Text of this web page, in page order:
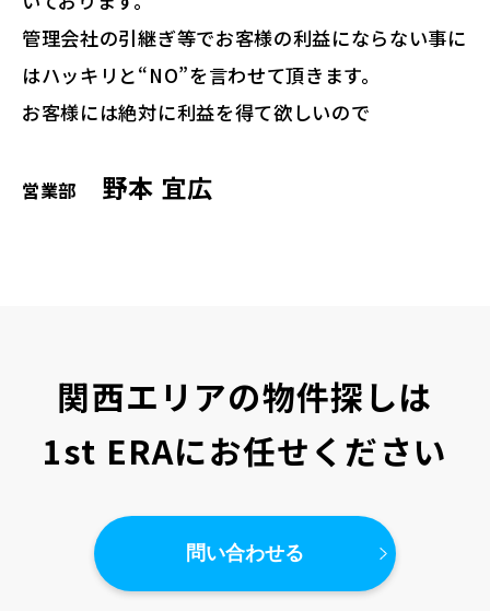
管理会社の引継ぎ等でお客様の利益にならない事に
はハッキリと“NO”を言わせて頂きます。
お客様には絶対に利益を得て欲しいので
営業部 野本 宜広
関西エリアの物件探しは
1st ERAにお任せください
問い合わせる